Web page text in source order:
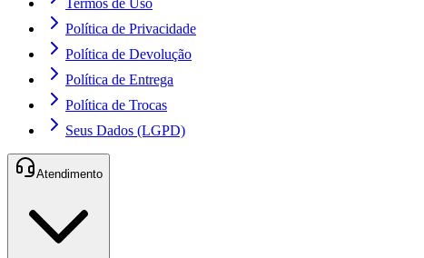
Termos de Uso
Política de Privacidade
Política de Devolução
Política de Entrega
Política de Trocas
Seus Dados (LGPD)
Atendimento